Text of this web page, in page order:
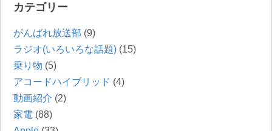
カテゴリー
がんばれ放送部 (9)
ラジオ(いろいろな話題) (15)
乗り物 (5)
アコードハイブリッド (4)
動画紹介 (2)
家電 (88)